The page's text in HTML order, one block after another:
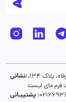
نشانی:تهران، خیابان آزادی، روبروی خیابان دکتر قریب، جنب بانک رفاه، پلاک 134،
پشتیبـانی :